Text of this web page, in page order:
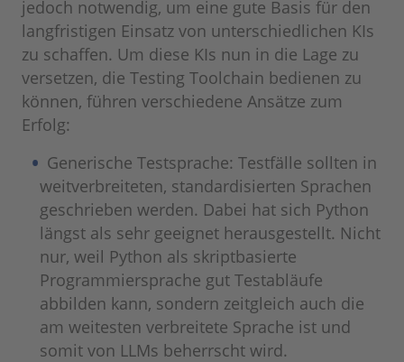
jedoch notwendig, um eine gute Basis für den
langfristigen Einsatz von unterschiedlichen KIs
zu schaffen. Um diese KIs nun in die Lage zu
versetzen, die Testing Toolchain bedienen zu
können, führen verschiedene Ansätze zum
Erfolg:
Generische Testsprache: Testfälle sollten in
weitverbreiteten, standardisierten Sprachen
geschrieben werden. Dabei hat sich Python
längst als sehr geeignet herausgestellt. Nicht
nur, weil Python als skriptbasierte
Programmiersprache gut Testabläufe
abbilden kann, sondern zeitgleich auch die
am weitesten verbreitete Sprache ist und
somit von LLMs beherrscht wird.